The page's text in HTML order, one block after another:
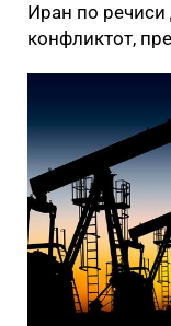
Иран по речиси
конфликтот,